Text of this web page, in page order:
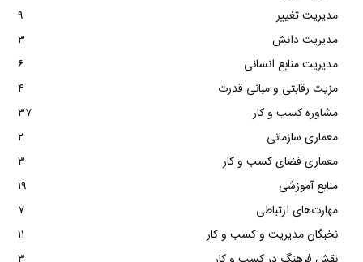
مدیریت تغییر
۹
مدیریت دانش
۳
مدیریت منابع انسانی
۶
مزیت رقابتی و مبانی قدرت
۴
مشاوره کسب و کار
۳۷
معماری سازمانی
۲
معماری فضای کسب و کار
۳
منابع آموزشی
۱۹
مهارت‌های ارتباطی
۷
نخبگان مدیریت و کسب و کار
۱۱